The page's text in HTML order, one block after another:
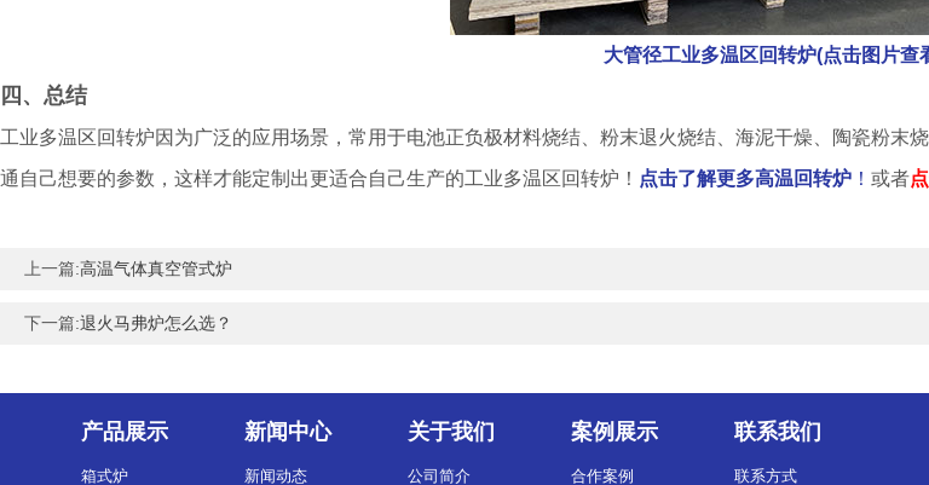
大管径工业多温区回转炉(点击图片查
四、总结
工业多温区回转炉因为广泛的应用场景，常用于电池正负极材料烧结、粉末退火烧结、海泥干燥、陶瓷粉
通自己想要的参数，这样才能定制出更适合自己生产的工业多温区回转炉！ 点击了解更多高温回转炉 ！ 或者
上一篇:高温气体真空管式炉
下一篇:退火马弗炉怎么选？
产品展示
箱式炉
新闻中心
新闻动态
关于我们
公司简介
案例展示
合作案例
联系我们
联系方式